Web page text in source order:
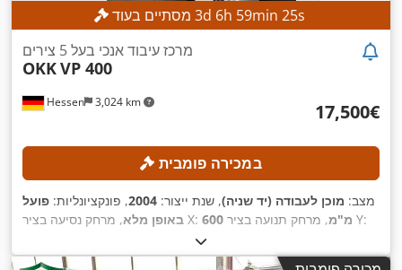
3d 6h 59min 23s
Hessen 3,024 km
מרכז עיבוד אנכי בעל 5 צירים
OKKVP 400
‏17,500 ‏€
במכירה פומבית
מצב: מוכן לעבודה (יד שניה), שנת ייצור: 2004, פונקציונליות: פועל
באופן מלא , מרחק נסיעה בציר X: 600 מ"מ , מרחק תנועה בציר Y:
160is-MB
, מהירות ציר (מקסימלית):12,000 סל"ד ,